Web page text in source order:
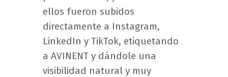
ellos fueron subidos
directamente a Instagram,
LinkedIn y TikTok, etiquetando
a AVINENT y dándole una
visibilidad natural y muy